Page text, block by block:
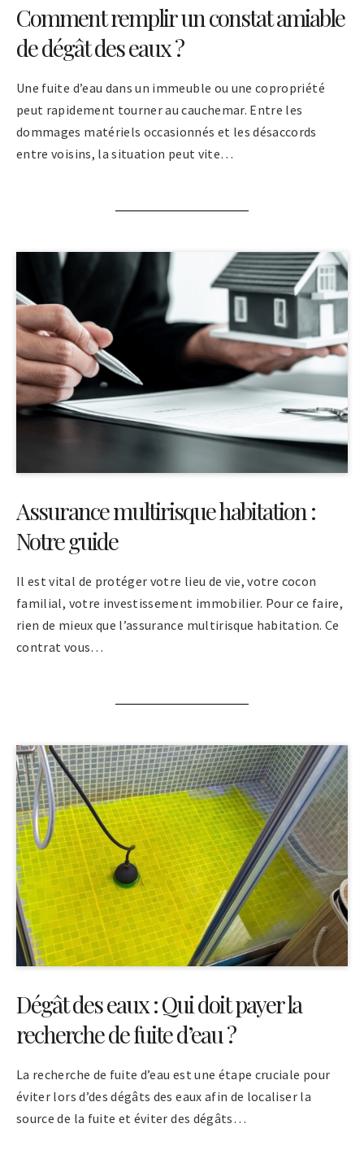
Comment remplir un constat amiable
de dégât des eaux ?
Une fuite d’eau dans un immeuble ou une copropriété
peut rapidement tourner au cauchemar. Entre les
dommages matériels occasionnés et les désaccords
entre voisins, la situation peut vite…
Assurance multirisque habitation :
Notre guide
Il est vital de protéger votre lieu de vie, votre cocon
familial, votre investissement immobilier. Pour ce faire,
rien de mieux que l’assurance multirisque habitation. Ce
contrat vous…
Dégât des eaux : Qui doit payer la
recherche de fuite d’eau ?
La recherche de fuite d’eau est une étape cruciale pour
éviter lors d’des dégâts des eaux afin de localiser la
source de la fuite et éviter des dégâts…